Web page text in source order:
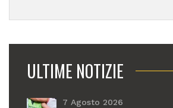
ULTIME NOTIZIE
7 Agosto 2026